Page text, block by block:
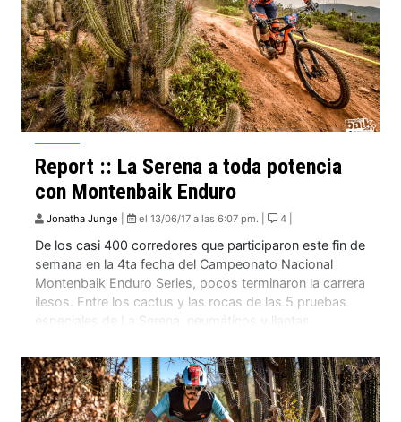
Report :: La Serena a toda potencia
con Montenbaik Enduro
Jonatha Junge el 13/06/17 a las 6:07 pm. | 4 |
De los casi 400 corredores que participaron este fin de
semana en la 4ta fecha del Campeonato Nacional
Montenbaik Enduro Series, pocos terminaron la carrera
ilesos. Entre los cactus y las rocas de las 5 pruebas
especiales de La Serena, neumáticos y llantas
llevarse de recuerdo. […]